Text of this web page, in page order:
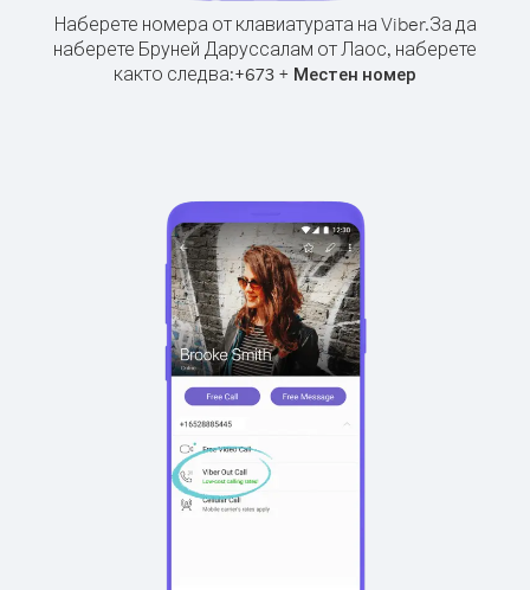
Наберете номера от клавиатурата на Viber.За да
наберете Бруней Даруссалам от Лаос, наберете
както следва:+673 + Местен номер